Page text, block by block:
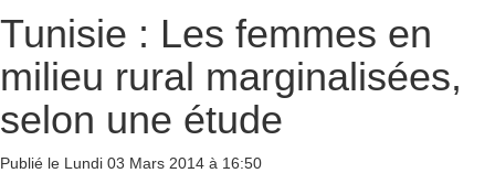
Tunisie : Les femmes en
milieu rural marginalisées,
selon une étude
Publié le Lundi 03 Mars 2014 à 16:50